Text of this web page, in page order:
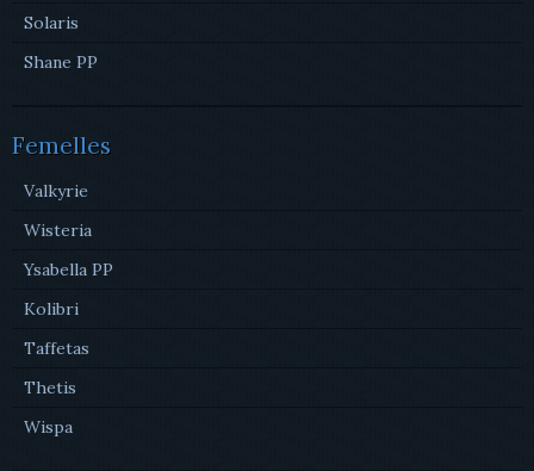
Solaris
Shane PP
Femelles
Valkyrie
Wisteria
Ysabella PP
Kolibri
Taffetas
Thetis
Wispa